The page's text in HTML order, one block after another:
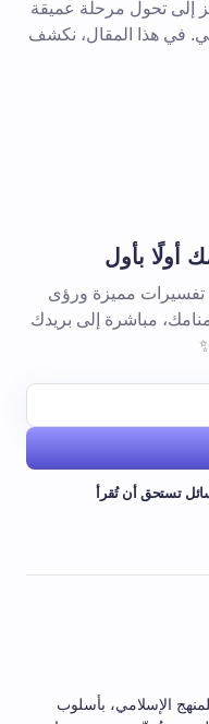
إلى تحول مرحلة عميقة
في هذا المقال، نكشف
أولًا بأول
تفسيرات مميزة ورؤى
مباشرة إلى بريدك
تستحق أن تُقرأ
الإسلامي، بأسلوب